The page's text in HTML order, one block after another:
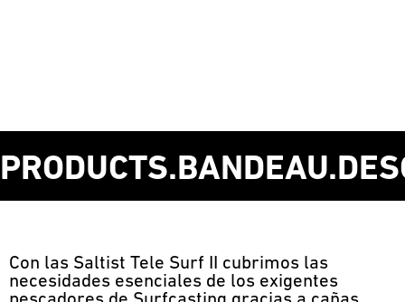
Con las Saltist Tele Surf II cubrimos las
necesidades esenciales de los exigentes